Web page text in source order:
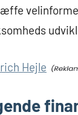
Hejle